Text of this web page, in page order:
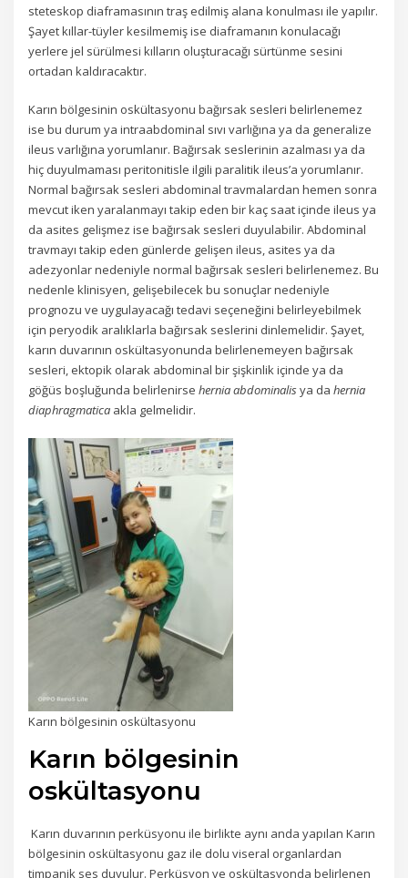
steteskop diaframasının traş edilmiş alana konulması ile yapılır.
Şayet kıllar-tüyler kesilmemiş ise diaframanın konulacağı
yerlere jel sürülmesi kılların oluşturacağı sürtünme sesini
ortadan kaldıracaktır.
Karın bölgesinin oskültasyonu bağırsak sesleri belirlenemez
ise bu durum ya intraabdominal sıvı varlığına ya da generalize
ileus varlığına yorumlanır. Bağırsak seslerinin azalması ya da
hiç duyulmaması peritonitisle ilgili paralitik ileus’a yorumlanır.
Normal bağırsak sesleri abdominal travmalardan hemen sonra
mevcut iken yaralanmayı takip eden bir kaç saat içinde ileus ya
da asites gelişmez ise bağırsak sesleri duyulabilir. Abdominal
travmayı takip eden günlerde gelişen ileus, asites ya da
adezyonlar nedeniyle normal bağırsak sesleri belirlenemez. Bu
nedenle klinisyen, gelişebilecek bu sonuçlar nedeniyle
prognozu ve uygulayacağı tedavi seçeneğini belirleyebilmek
için peryodik aralıklarla bağırsak seslerini dinlemelidir. Şayet,
karın duvarının oskültasyonunda belirlenemeyen bağırsak
sesleri, ektopik olarak abdominal bir şişkinlik içinde ya da
göğüs boşluğunda belirlenirsehernia abdominalisya dahernia
diaphragmatica akla gelmelidir.
Karın bölgesinin oskültasyonu
Karın bölgesinin
oskültasyonu
Karın duvarının perküsyonu ile birlikte aynı anda yapılan Karın
bölgesinin oskültasyonu gaz ile dolu viseral organlardan
timpanik ses duyulur. Perküsyon ve oskültasyonda belirlenen